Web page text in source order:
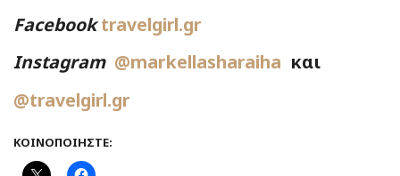
Facebook travelgirl.gr
Instagram @markellasharaiha και
@travelgirl.gr
ΚΟΙΝΟΠΟΙΉΣΤΕ: